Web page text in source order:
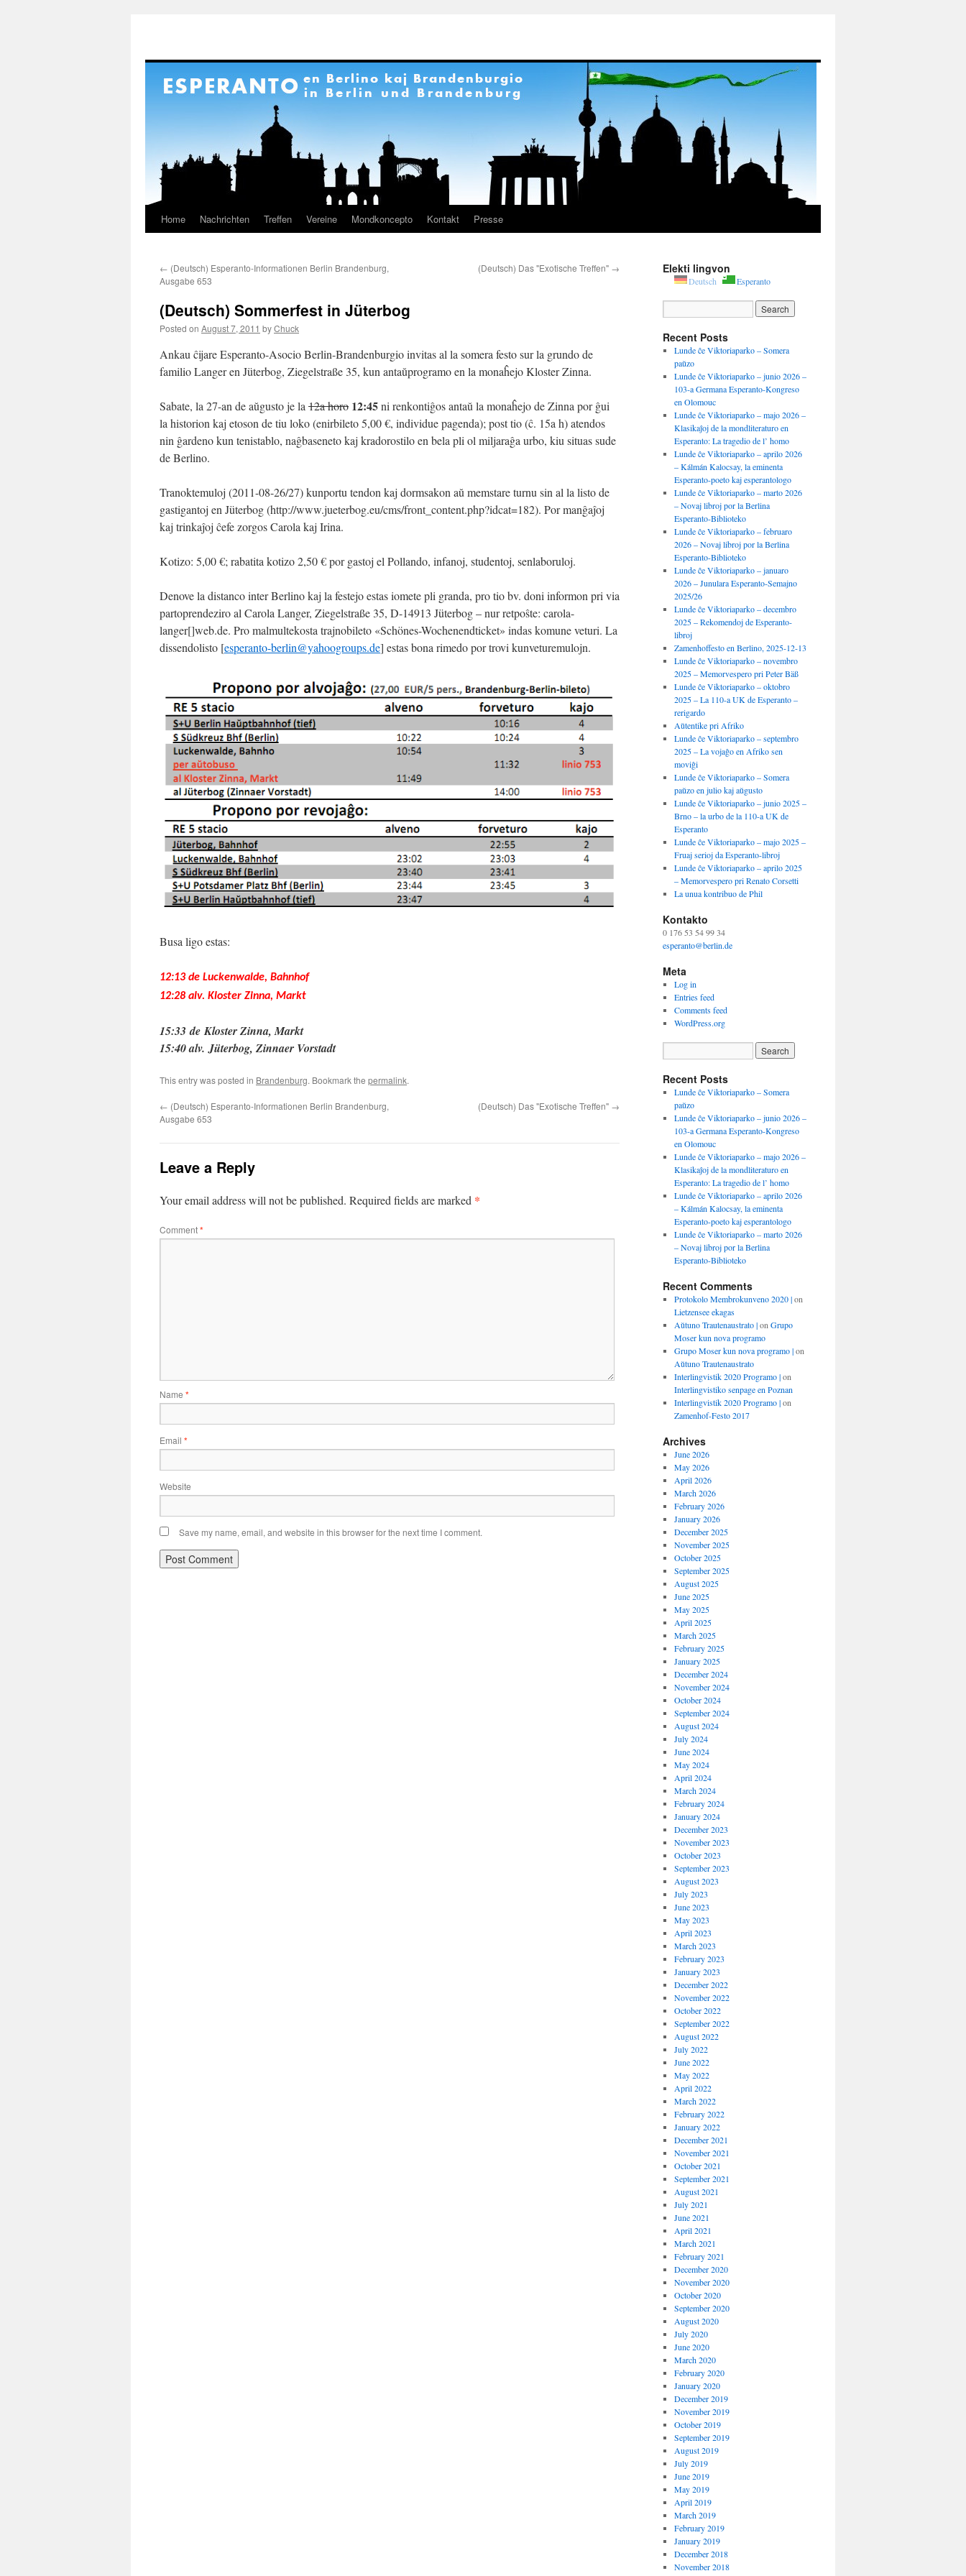
Skip
content
Home Nachrichten Treffen Vereine Mondkoncepto Kontakt Presse
← (Deutsch) Esperanto-Informationen Berlin Brandenburg,
Ausgabe 653
(Deutsch) Das "Exotische Treffen" →
(Deutsch) Sommerfest in Jüterbog
Posted on August 7, 2011 byChuck
Ankau ĉijare Esperanto-Asocio Berlin-Brandenburgio invitas al la somera festo sur la grundo de
familio Langer en Jüterbog, Ziegelstraße 35, kun antaŭprogramo en la monaĥejo Kloster Zinna.
Sabate, la 27-an de aŭgusto je la 12a horo 12:45ni renkontiĝos antaŭ la monaĥejo de Zinna por ĝui
la historion kaj etoson de tiu loko (enirbileto 5,00 €, individue pagenda); post tio (ĉ. 15a h) atendos
nin ĝardeno kun tenistablo, naĝbaseneto kaj kradorostilo en bela pli ol miljaraĝa urbo, kiu situas sude
de Berlino.
Tranoktemuloj (2011-08-26/27) kunportu tendon kaj dormsakon aŭ memstare turnu sin al la listo de
gastigantoj en Jüterbog (http://www.jueterbog.eu/cms/front_content.php?idcat=182). Por manĝaĵoj
kaj trinkaĵoj ĉefe zorgos Carola kaj Irina.
Kotizo: 5,00 €; rabatita kotizo 2,50 € por gastoj el Pollando, infanoj, studentoj, senlaboruloj.
Denove la distanco inter Berlino kaj la festejo estas iomete pli granda, pro tio bv. doni informon pri via
partoprendeziro al Carola Langer, Ziegelstraße 35, D-14913 Jüterbog – nur retpoŝte: carola-
langer[]web.de. Pro malmultekosta trajnobileto «Schönes-Wochenendticket» indas komune veturi. La
dissendolisto [esperanto-berlin@yahoogroups.de] estas bona rimedo por trovi kunveturemulojn.
Busa ligo estas:
12:13 de Luckenwalde, Bahnhof
12:28 alv. Kloster Zinna, Markt
15:33 de Kloster Zinna, Markt
15:40 alv. Jüterbog, Zinnaer Vorstadt
This entry was posted in Brandenburg. Bookmark the permalink.
← (Deutsch) Esperanto-Informationen Berlin Brandenburg,
Ausgabe 653
(Deutsch) Das "Exotische Treffen" →
Leave a Reply
Your email address will not be published. Required fields are marked *
Comment*
Name *
Email *
Website
Save my name, email, and website in this browser for the next time I comment.
Elekti lingvon
Deutsch Esperanto
Recent Posts
Lunde ĉe Viktoriaparko – Somera
paŭzo
Lunde ĉe Viktoriaparko – junio 2026 –
103-a Germana Esperanto-Kongreso
en Olomouc
Lunde ĉe Viktoriaparko – majo 2026 –
Klasikaĵoj de la mondliteraturo en
Esperanto: La tragedio de l’ homo
Lunde ĉe Viktoriaparko – aprilo 2026
– Kálmán Kalocsay, la eminenta
Esperanto-poeto kaj esperantologo
Lunde ĉe Viktoriaparko – marto 2026
– Novaj libroj por la Berlina
Esperanto-Biblioteko
Lunde ĉe Viktoriaparko – februaro
2026 – Novaj libroj por la Berlina
Esperanto-Biblioteko
Lunde ĉe Viktoriaparko – januaro
2026 – Junulara Esperanto-Semajno
2025/26
Lunde ĉe Viktoriaparko – decembro
2025 – Rekomendoj de Esperanto-
libroj
Zamenhoffesto en Berlino, 2025-12-13
Lunde ĉe Viktoriaparko – novembro
2025 – Memorvespero pri Peter Bäß
Lunde ĉe Viktoriaparko – oktobro
2025 – La 110-a UK de Esperanto –
rerigardo
Aŭtentike pri Afriko
Lunde ĉe Viktoriaparko – septembro
2025 – La vojaĝo en Afriko sen
moviĝi
Lunde ĉe Viktoriaparko – Somera
paŭzo en julio kaj aŭgusto
Lunde ĉe Viktoriaparko – junio 2025 –
Brno – la urbo de la 110-a UK de
Esperanto
Lunde ĉe Viktoriaparko – majo 2025 –
Fruaj serioj da Esperanto-libroj
Lunde ĉe Viktoriaparko – aprilo 2025
– Memorvespero pri Renato Corsetti
La unua kontribuo de Phil
Kontakto
0 176 53 54 99 34
esperanto@berlin.de
Meta
Log in
Entries feed
Comments feed
WordPress.org
Recent Posts
Lunde ĉe Viktoriaparko – Somera
paŭzo
Lunde ĉe Viktoriaparko – junio 2026 –
103-a Germana Esperanto-Kongreso
en Olomouc
Lunde ĉe Viktoriaparko – majo 2026 –
Klasikaĵoj de la mondliteraturo en
Esperanto: La tragedio de l’ homo
Lunde ĉe Viktoriaparko – aprilo 2026
– Kálmán Kalocsay, la eminenta
Esperanto-poeto kaj esperantologo
Lunde ĉe Viktoriaparko – marto 2026
– Novaj libroj por la Berlina
Esperanto-Biblioteko
Recent Comments
Protokolo Membrokunveno 2020 |on
Lietzensee ekagas
Aŭtuno Trautenaustrato |on Grupo
Moser kun nova programo
Grupo Moser kun nova programo |on
Aŭtuno Trautenaustrato
Interlingvistik 2020 Programo |on
Interlingvistiko senpage en Poznan
Interlingvistik 2020 Programo |on
Zamenhof-Festo 2017
Archives
June 2026
May 2026
April 2026
March 2026
February 2026
January 2026
December 2025
November 2025
October 2025
September 2025
August 2025
June 2025
May 2025
April 2025
March 2025
February 2025
January 2025
December 2024
November 2024
October 2024
September 2024
August 2024
July 2024
June 2024
May 2024
April 2024
March 2024
February 2024
January 2024
December 2023
November 2023
October 2023
September 2023
August 2023
July 2023
June 2023
May 2023
April 2023
March 2023
February 2023
January 2023
December 2022
November 2022
October 2022
September 2022
August 2022
July 2022
June 2022
May 2022
April 2022
March 2022
February 2022
January 2022
December 2021
November 2021
October 2021
September 2021
August 2021
July 2021
June 2021
April 2021
March 2021
February 2021
December 2020
November 2020
October 2020
September 2020
August 2020
July 2020
June 2020
March 2020
February 2020
January 2020
December 2019
November 2019
October 2019
September 2019
August 2019
July 2019
June 2019
May 2019
April 2019
March 2019
February 2019
January 2019
December 2018
November 2018